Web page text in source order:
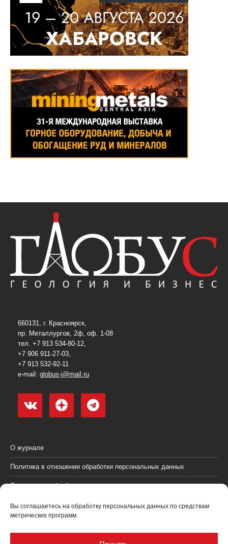
Вы соглашаетесь на обработку персональных данных по средствам
метрических программ.
660131, г. Красноярск,
пр. Металлургов, 2ф, оф. 1-08
тел. +7 913 534-80-12,
+7 906 911-27-03,
+7 913 532-92-11
e-mail: globus-j@mail.ru
О журнале
Политика в отношении обработки персональных данных
Согласие на обработку персональных данных
Пользовательское соглашение (оферта)